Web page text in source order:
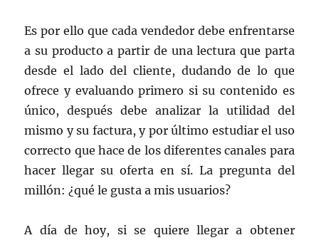
Es por ello que cada vendedor debe enfrentarse
a su producto a partir de una lectura que parta
desde el lado del cliente, dudando de lo que
ofrece y evaluando primero si su contenido es
único, después debe analizar la utilidad del
mismo y su factura, y por último estudiar el uso
correcto que hace de los diferentes canales para
hacer llegar su oferta en sí. La pregunta del
millón: ¿qué le gusta a mis usuarios?
A día de hoy, si se quiere llegar a obtener